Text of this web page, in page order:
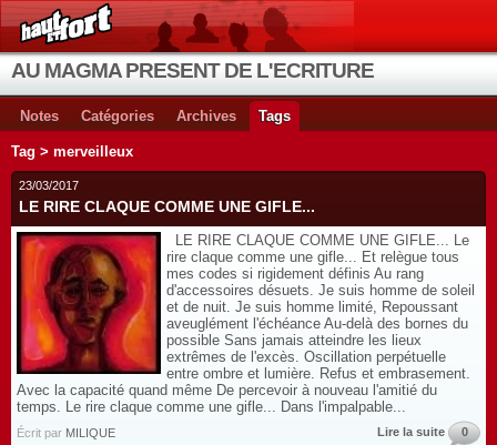
AU MAGMA PRESENT DE L'ECRITURE
Notes Catégories Archives Tags
Tag > merveilleux
23/03/2017
LE RIRE CLAQUE COMME UNE GIFLE...
LE RIRE CLAQUE COMME UNE GIFLE... Le
rire claque comme une gifle... Et relègue tous
mes codes si rigidement définis Au rang
d'accessoires désuets. Je suis homme de soleil
et de nuit. Je suis homme limité, Repoussant
aveuglément l'échéance Au-delà des bornes du
possible Sans jamais atteindre les lieux
extrêmes de l'excès. Oscillation perpétuelle
entre ombre et lumière. Refus et embrasement.
Avec la capacité quand même De percevoir à nouveau l'amitié du
temps. Le rire claque comme une gifle... Dans l'impalpable...
Écrit par MILIQUE Lire la suite 0